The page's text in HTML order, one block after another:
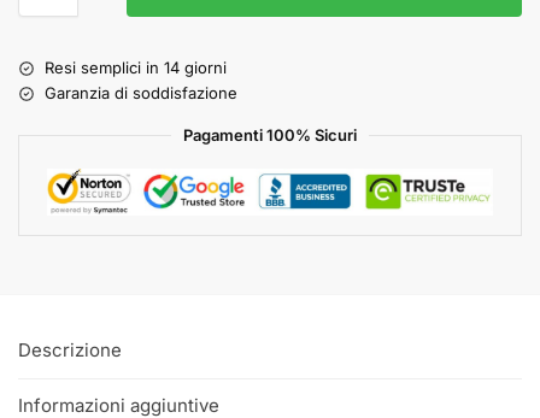
Resi semplici in 14 giorni
Garanzia di soddisfazione
Pagamenti 100% Sicuri
Descrizione
Informazioni aggiuntive